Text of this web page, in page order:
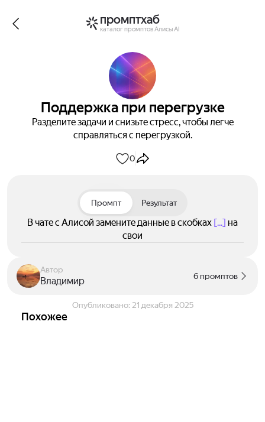
промптхаб
каталог промптов Алисы AI
Поддержка при перегрузке
Разделите задачи и снизьте стресс, чтобы легче
справляться с перегрузкой.
0
Промпт Результат
В чате с Алисой замените данные в скобках [...] на
свои
Автор
Владимир 6 промптов
Опубликовано: 21 декабря 2025
Похожее